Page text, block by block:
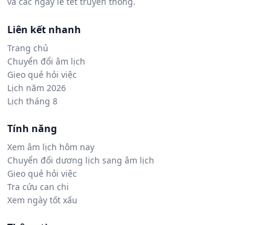
Liên kết nhanh
Trang chủ
Chuyển đổi âm lịch
Gieo quẻ hỏi việc
Lịch năm 2026
Lịch tháng 8
Tính năng
Xem âm lịch hôm nay
Chuyển đổi dương lịch sang âm lịch
Gieo quẻ hỏi việc
Tra cứu can chi
Xem ngày tốt xấu